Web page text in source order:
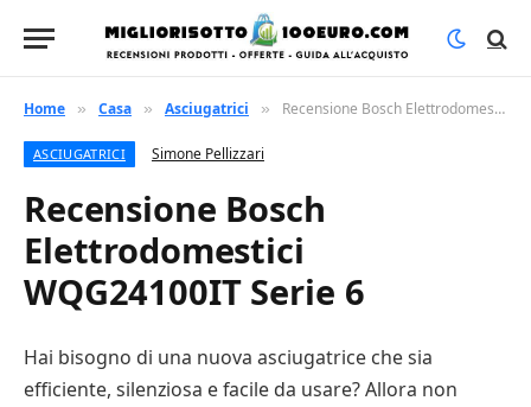
Home » Casa » Asciugatrici » Recensione Bosch Elettrodomestici WQG24100IT Serie 6
ASCIUGATRICI Simone Pellizzari
Recensione Bosch
Elettrodomestici
WQG24100IT Serie 6
Hai bisogno di una nuova asciugatrice che sia
efficiente, silenziosa e facile da usare? Allora non